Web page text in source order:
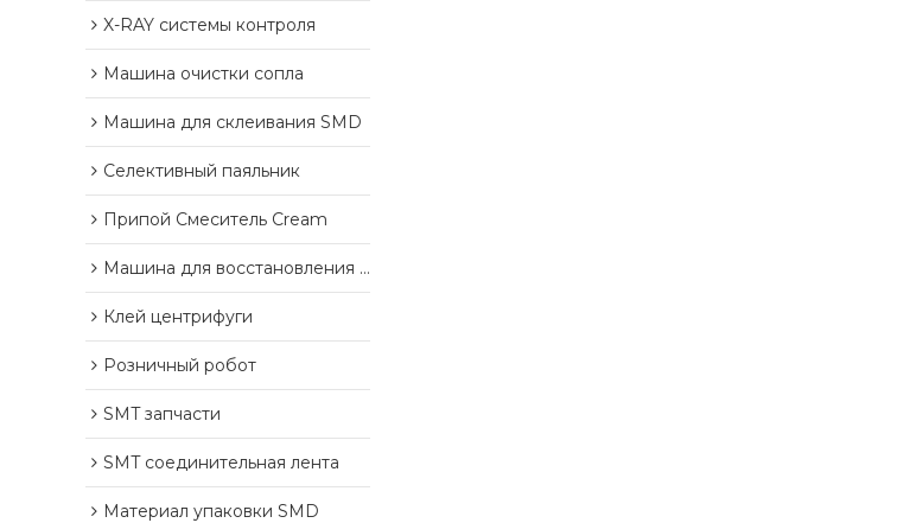
X-RAY системы контроля
Машина очистки сопла
Машина для склеивания SMD
Селективный паяльник
Припой Смеситель Cream
Машина для восстановления отложений припоя
Клей центрифуги
Розничный робот
SMT запчасти
SMT соединительная лента
Материал упаковки SMD